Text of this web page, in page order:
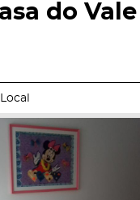
do Vale